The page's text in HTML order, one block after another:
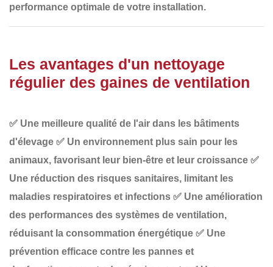
performance optimale de votre installation.
Les avantages d'un nettoyage
régulier des gaines de ventilation
✅ Une meilleure qualité de l'air dans les bâtiments
d'élevage ✅ Un environnement plus sain pour les
animaux, favorisant leur bien-être et leur croissance ✅
Une réduction des risques sanitaires, limitant les
maladies respiratoires et infections ✅ Une amélioration
des performances des systèmes de ventilation,
réduisant la consommation énergétique ✅ Une
prévention efficace contre les pannes et